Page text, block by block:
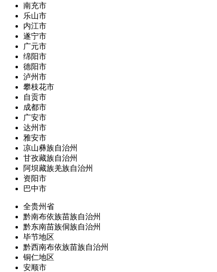
南充市
乐山市
内江市
遂宁市
广元市
绵阳市
德阳市
泸州市
攀枝花市
自贡市
成都市
广安市
达州市
雅安市
凉山彝族自治州
甘孜藏族自治州
阿坝藏族羌族自治州
资阳市
巴中市
全贵州省
黔南布依族苗族自治州
黔东南苗族侗族自治州
毕节地区
黔西南布依族苗族自治州
铜仁地区
安顺市